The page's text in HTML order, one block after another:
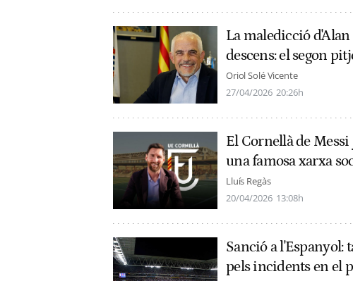
La maledicció
descens: el segon
Oriol Solé Vicente
27/04/2026 20:26h
El Cornellà de
una famosa xarxa
Lluís Regàs
20/04/2026 13:08h
Sanció a l'Espanyol:
pels incidents en el